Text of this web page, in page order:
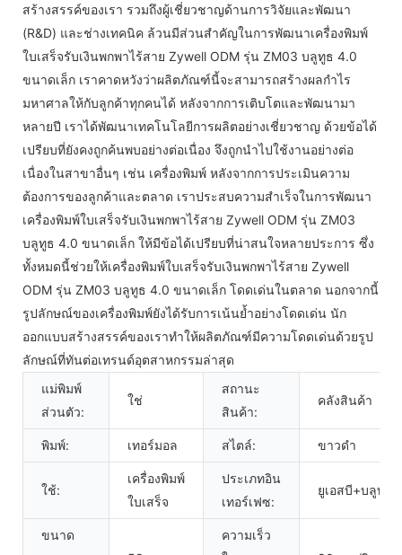
สร้างสรรค์ของเรา รวมถึงผู้เชี่ยวชาญด้านการวิจัยและพัฒนา
(R&D) และช่างเทคนิค ล้วนมีส่วนสำคัญในการพัฒนาเครื่องพิมพ์
ใบเสร็จรับเงินพกพาไร้สาย Zywell ODM รุ่น ZM03 บลูทูธ 4.0
ขนาดเล็ก เราคาดหวังว่าผลิตภัณฑ์นี้จะสามารถสร้างผลกำไร
มหาศาลให้กับลูกค้าทุกคนได้ หลังจากการเติบโตและพัฒนามา
หลายปี เราได้พัฒนาเทคโนโลยีการผลิตอย่างเชี่ยวชาญ ด้วยข้อได้
เปรียบที่ยังคงถูกค้นพบอย่างต่อเนื่อง จึงถูกนำไปใช้งานอย่างต่อ
เนื่องในสาขาอื่นๆ เช่น เครื่องพิมพ์ หลังจากการประเมินความ
ต้องการของลูกค้าและตลาด เราประสบความสำเร็จในการพัฒนา
เครื่องพิมพ์ใบเสร็จรับเงินพกพาไร้สาย Zywell ODM รุ่น ZM03
บลูทูธ 4.0 ขนาดเล็ก ให้มีข้อได้เปรียบที่น่าสนใจหลายประการ ซึ่ง
ทั้งหมดนี้ช่วยให้เครื่องพิมพ์ใบเสร็จรับเงินพกพาไร้สาย Zywell
ODM รุ่น ZM03 บลูทูธ 4.0 ขนาดเล็ก โดดเด่นในตลาด นอกจากนี้
รูปลักษณ์ของเครื่องพิมพ์ยังได้รับการเน้นย้ำอย่างโดดเด่น นัก
ออกแบบสร้างสรรค์ของเราทำให้ผลิตภัณฑ์มีความโดดเด่นด้วยรูป
ลักษณ์ที่ทันต่อเทรนด์อุตสาหกรรมล่าสุด
แม่พิมพ์
ส่วนตัว:
ใช่
สถานะ
สินค้า:
คลังสินค้า
พิมพ์: เทอร์มอล สไตล์: ขาวดำ
ใช้:
เครื่องพิมพ์
ใบเสร็จ
ประเภทอิน
เทอร์เฟซ:
ยูเอสบี+บลูทูธ
ขนาด
ความเร็ว